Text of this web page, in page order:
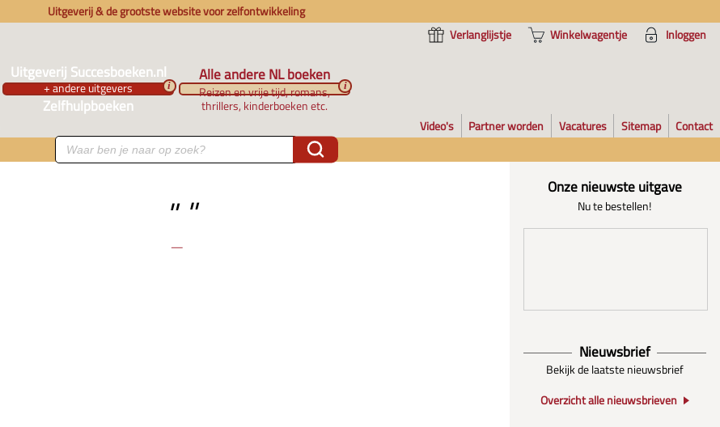
Uitgeverij & de grootste website voor zelfontwikkeling
Verlanglijstje
Winkelwagentje Inloggen
Uitgeverij Succesboeken.nl
+ andere uitgevers
Zelfhulpboeken
i
Alle andere NL boeken
Reizen en vrije tijd, romans,
thrillers, kinderboeken etc.
i
Video's Partner worden Vacatures Sitemap Contact
Onze nieuwste uitgave
Nu te bestellen!
Nieuwsbrief
Bekijk de laatste nieuwsbrief
Overzicht alle nieuwsbrieven